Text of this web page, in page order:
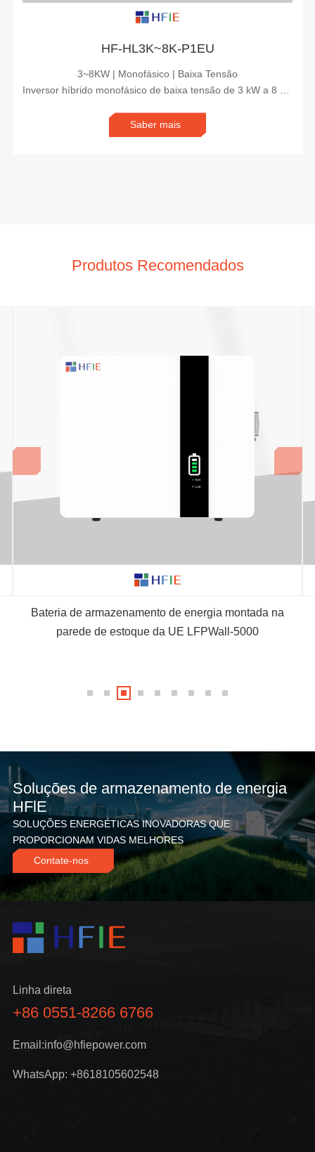
HF-HL3K~8K-P1EU
3~8KW | Monofásico | Baixa Tensão
Inversor híbrido monofásico de baixa tensão de 3 kW a 8 kW
Saber mais
Produtos Recomendados
Bateria de armazenamento de energia montada na
parede de estoque da UE LFPWall-5000
Soluções de armazenamento de energia
HFlE
SOLUÇÕES ENERGÉTICAS INOVADORAS QUE
PROPORCIONAM VIDAS MELHORES
Contate-nos
Linha direta
+86 0551-8266 6766
Email:info@hfiepower.com
WhatsApp: +8618105602548